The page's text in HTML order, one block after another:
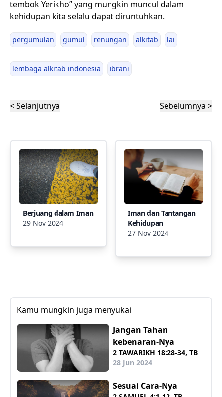
tembok Yerikho” yang mungkin muncul dalam
kehidupan kita selalu dapat diruntuhkan.
pergumulan gumul renungan alkitab lai
lembaga alkitab indonesia ibrani
< Selanjutnya Sebelumnya >
Berjuang dalam Iman
29 Nov 2024
Iman dan Tantangan
Kehidupan
27 Nov 2024
Kamu mungkin juga menyukai
Jangan Tahan
kebenaran-Nya
2 TAWARIKH 18:28-34, TB
28 Jun 2024
Sesuai Cara-Nya